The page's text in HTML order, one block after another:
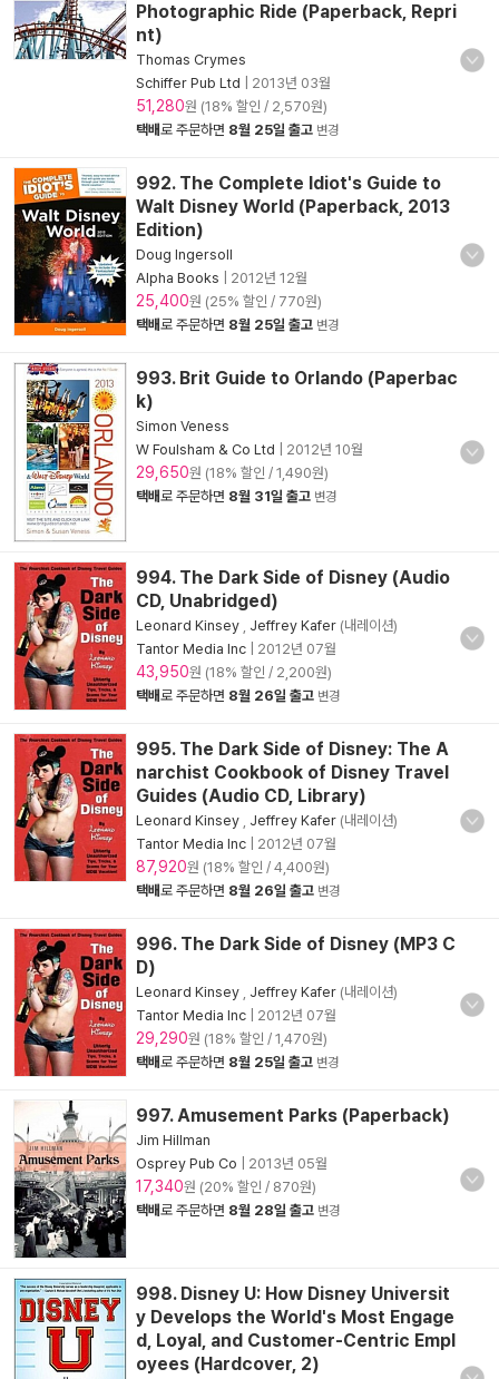
Photographic Ride (Paperback, Repri
nt)
Thomas Crymes
Schiffer Pub Ltd
2013년 03월
51,280원 (18% 할인 / 2,570원)
택배로 주문하면 8월 25일 출고 변경
992. The Complete Idiot's Guide to
Walt Disney World (Paperback, 2013
Edition)
Doug Ingersoll
Alpha Books
2012년 12월
25,400원 (25% 할인 / 770원)
택배로 주문하면 8월 25일 출고 변경
993. Brit Guide to Orlando (Paperbac
k)
Simon Veness
W Foulsham & Co Ltd
2012년 10월
29,650원 (18% 할인 / 1,490원)
택배로 주문하면 8월 31일 출고 변경
994. The Dark Side of Disney (Audio
CD, Unabridged)
Leonard Kinsey Jeffrey Kafer (내레이션)
Tantor Media Inc
2012년 07월
43,950원 (18% 할인 / 2,200원)
택배로 주문하면 8월 26일 출고 변경
995. The Dark Side of Disney: The A
narchist Cookbook of Disney Travel
Guides (Audio CD, Library)
Leonard Kinsey Jeffrey Kafer (내레이션)
Tantor Media Inc
2012년 07월
87,920원 (18% 할인 / 4,400원)
택배로 주문하면 8월 26일 출고 변경
996. The Dark Side of Disney (MP3 C
D)
Leonard Kinsey Jeffrey Kafer (내레이션)
Tantor Media Inc
2012년 07월
29,290원 (18% 할인 / 1,470원)
택배로 주문하면 8월 25일 출고 변경
997. Amusement Parks (Paperback)
Jim Hillman
Osprey Pub Co
2013년 05월
17,340원 (20% 할인 / 870원)
택배로 주문하면 8월 28일 출고 변경
998. Disney U: How Disney Universit
y Develops the World's Most Engage
d, Loyal, and Customer-Centric Empl
oyees (Hardcover, 2)